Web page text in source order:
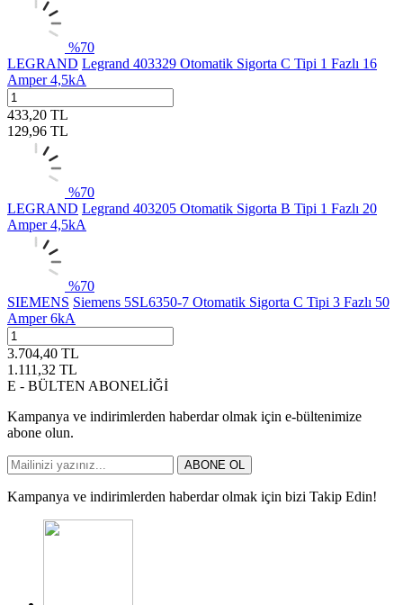
%70
LEGRAND Legrand 403329 Otomatik Sigorta C Tipi 1 Fazlı 16
Amper 4,5kA
433,20 TL
129,96 TL
%70
LEGRAND Legrand 403205 Otomatik Sigorta B Tipi 1 Fazlı 20
Amper 4,5kA
%70
SIEMENS Siemens 5SL6350-7 Otomatik Sigorta C Tipi 3 Fazlı 50
Amper 6kA
3.704,40 TL
1.111,32 TL
E - BÜLTEN ABONELİĞİ
Kampanya ve indirimlerden haberdar olmak için e-bültenimize
abone olun.
ABONE OL
Kampanya ve indirimlerden haberdar olmak için bizi Takip Edin!